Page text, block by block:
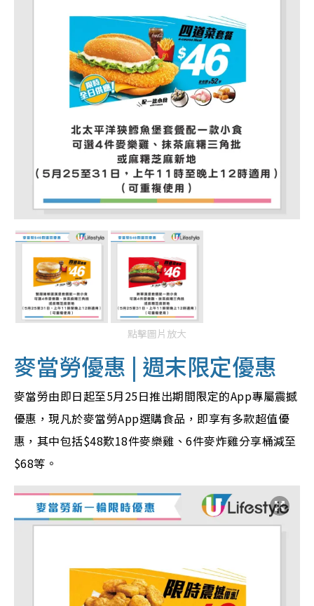
點擊圖片放大
麥當勞優惠 | 週末限定優惠
麥當勞由即日起至5月25日推出期間限定的App專屬震撼
優惠，現凡於麥當勞App選購食品，即享有多款超值優
惠，其中包括$48歎18件麥樂雞、6件麥炸雞分享桶減至
$68等。